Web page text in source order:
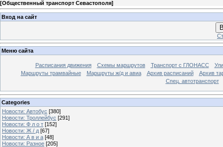
[Общественный транспорт Севастополя]
Вход на сайт
Меню сайта
Расписания движения Схемы маршрутов Транспорт с ГЛОНАСС
Маршруты трамвайные
Маршруты ж/д и авиа Архив расписаний
Архив
Спец. автотранспорт
Categories
Новости: Автобус [380]
Новости: Троллейбус [291]
Новости: Ф л о т [152]
Новости: Ж / д [67]
Новости: А в и а [48]
Новости: Разное [205]